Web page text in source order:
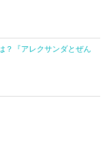
？『アレクサンダとぜん